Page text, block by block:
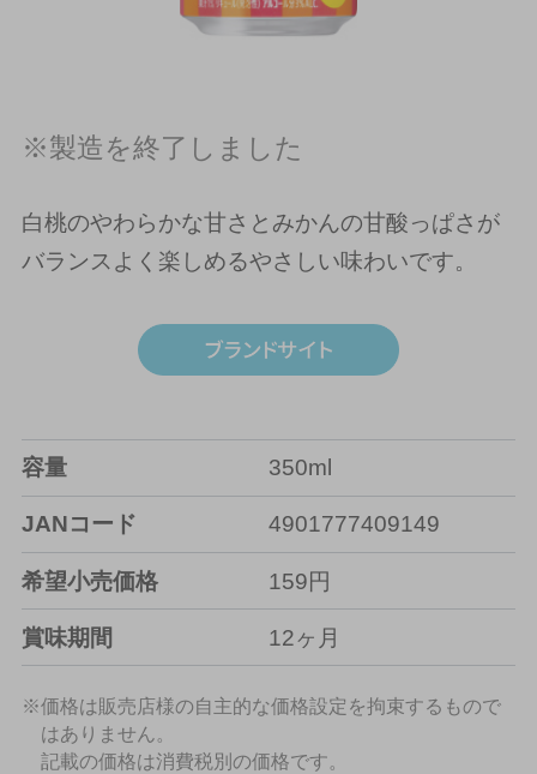
※製造を終了しました
白桃のやわらかな甘さとみかんの甘酸っぱさが
バランスよく楽しめるやさしい味わいです。
容量 350ml
JANコード 4901777409149
希望小売価格 159円
賞味期間 12ヶ月
※価格は販売店様の自主的な価格設定を拘束するもので
はありません。
記載の価格は消費税別の価格です。